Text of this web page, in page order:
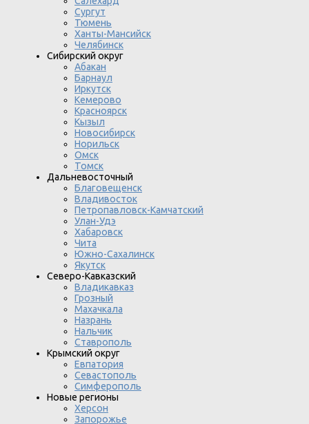
Сургут
Тюмень
Ханты-Мансийск
Челябинск
Сибирский округ
Абакан
Барнаул
Иркутск
Кемерово
Красноярск
Кызыл
Новосибирск
Норильск
Омск
Томск
Дальневосточный
Благовещенск
Владивосток
Петропавловск-Камчатский
Улан-Удэ
Хабаровск
Чита
Южно-Сахалинск
Якутск
Северо-Кавказский
Владикавказ
Грозный
Махачкала
Назрань
Нальчик
Ставрополь
Крымский округ
Евпатория
Севастополь
Симферополь
Новые регионы
Херсон
Запорожье